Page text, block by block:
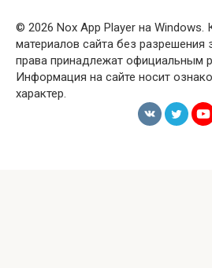
© 2026 Nox App Player на Windows.
материалов сайта без разрешения
права принадлежат официальным
Информация на сайте носит
характер.